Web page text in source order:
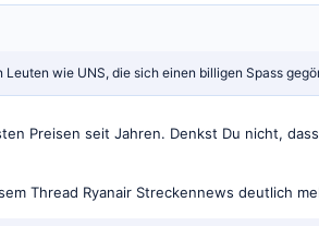
wie UNS, die sich einen billigen Spass
Preisen seit Jahren. Denkst Du nicht,
Thread Ryanair Streckennews deutlich